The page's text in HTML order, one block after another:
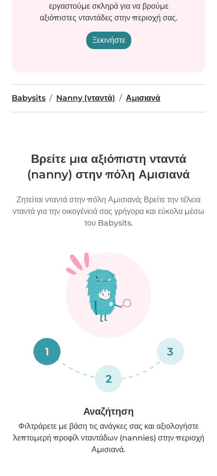
εργαστούμε σκληρά για να βρούμε
αξιόπιστες νταντάδες στην περιοχή σας.
Ξεκινήστε
Babysits Nanny (νταντά) Αμισιανά
Βρείτε μια αξιόπιστη νταντά
(nanny) στην πόλη Αμισιανά
Ζητείται νταντά στην πόλη Αμισιανά; Βρείτε την τέλεια
νταντά για την οικογένειά σας γρήγορα και εύκολα μέσω
του Babysits.
1
2
3
Αναζήτηση
Φιλτράρετε με βάση τις ανάγκες σας και αξιολογήστε
λεπτομερή προφίλ νταντάδων (nannies) στην περιοχή
Αμισιανά.